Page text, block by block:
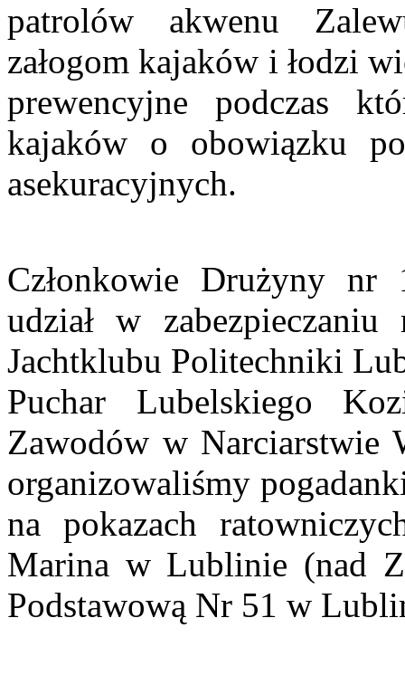
patrolów akwenu
załogom kajaków i łodzi
prewencyjne podczas
kajaków o obowiązku
asekuracyjnych.
Członkowie Drużyny
udział w
Jachtklubu Politechniki
Puchar Lubelskiego
Zawodów w Narciarstwie
organizowaliśmy
na pokazach
Marina w Lublinie (nad
Podstawową Nr 51 w